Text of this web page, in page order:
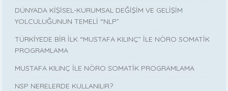
DÜNYADA KİŞİSEL-KURUMSAL DEĞİŞİM VE GELİŞİM
YOLCULUĞUNUN TEMELİ “NLP”
TÜRKİYEDE BİR İLK “MUSTAFA KILINÇ” İLE NÖRO SOMATİK
PROGRAMLAMA
MUSTAFA KILINÇ İLE NÖRO SOMATİK PROGRAMLAMA
NSP NERELERDE KULLANILIR?